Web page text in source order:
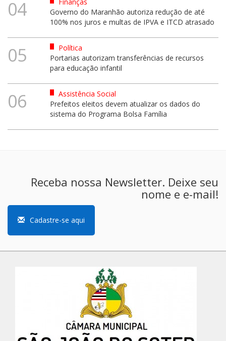
04
Governo do Maranhão autoriza redução de até
100% nos juros e multas de IPVA e ITCD atrasado
05
Política
Portarias autorizam transferências de recursos
para educação infantil
06
Assistência Social
Prefeitos eleitos devem atualizar os dados do
sistema do Programa Bolsa Família
Receba nossa Newsletter. Deixe seu
nome e e-mail!
Cadastre-se aqui